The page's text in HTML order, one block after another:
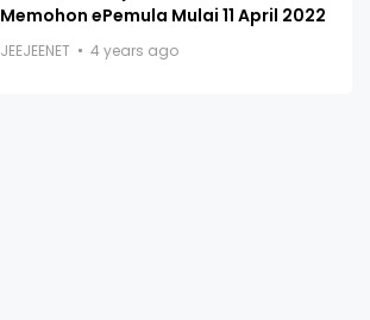
Memohon ePemula Mulai 11 April 2022
JEEJEENET 4 years ago